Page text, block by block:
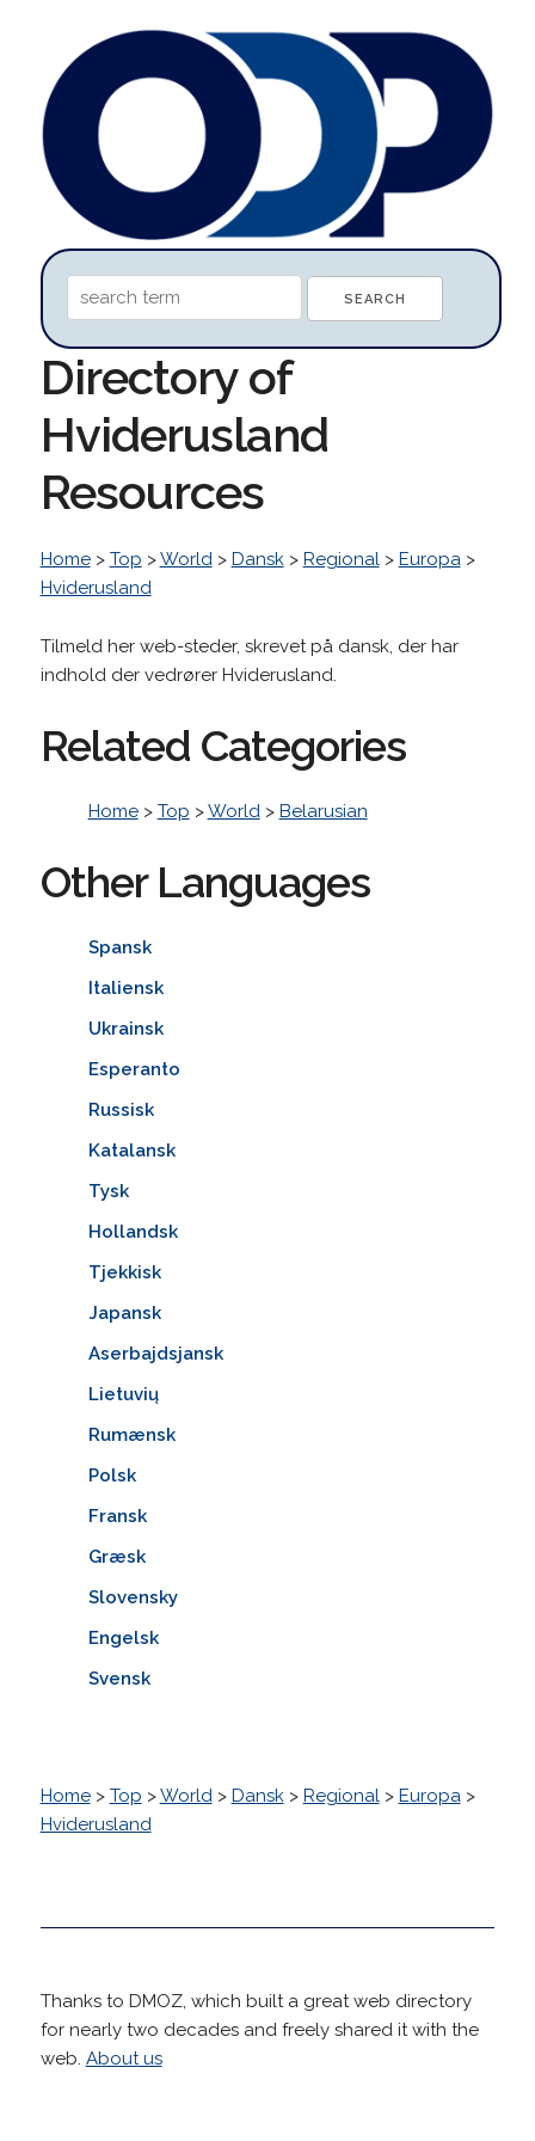
Directory of
Hviderusland
Resources
Home> Top >World> Dansk> Regional> Europa>
Hviderusland
Tilmeld her web-steder, skrevet på dansk, der har
indhold der vedrører Hviderusland.
Related Categories
Home> Top >World> Belarusian
Other Languages
Spansk
Italiensk
Ukrainsk
Esperanto
Russisk
Katalansk
Tysk
Hollandsk
Tjekkisk
Japansk
Aserbajdsjansk
Lietuvių
Rumænsk
Polsk
Fransk
Græsk
Slovensky
Engelsk
Svensk
Home> Top >World> Dansk> Regional> Europa>
Hviderusland
Thanks to DMOZ, which built a great web directory
for nearly two decades and freely shared it with the
web. About us